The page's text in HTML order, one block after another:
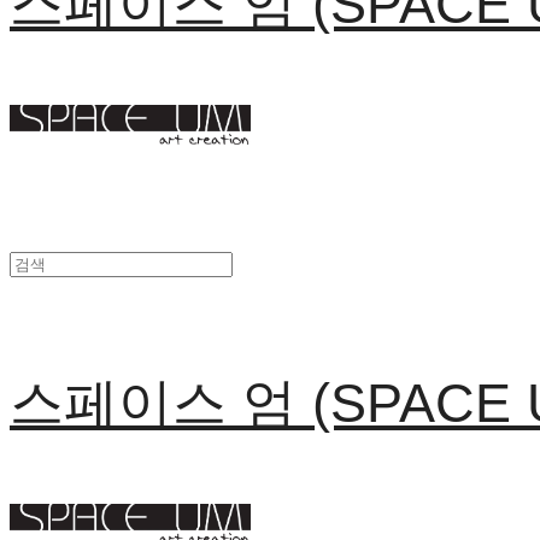
스페이스 엄 (SPACE